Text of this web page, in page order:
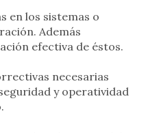
en los sistemas o
Además
efectiva de éstos.
necesarias
y operatividad